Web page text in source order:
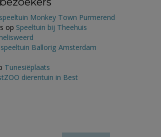
Monkey Town Purmerend
op Speeltuin bij Theehuis
Ballorig Amsterdam
Tunesiëplaats
dierentuin in Best